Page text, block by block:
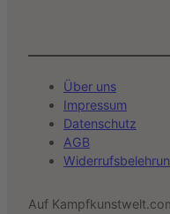
Über uns
Impressum
Datenschutz
AGB
Auf